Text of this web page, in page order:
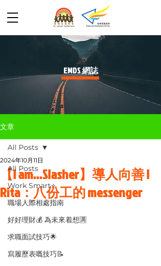
​EMDS 網誌
文章
All Posts
Work Smart⭐️
職場人際相處指南
好好理財💰 為未來着想🈵
求職面試技巧🌟
寫履歷表嘅技巧📝
All Posts
【I am...Slasher】導人向善 |
Rita：八份工的 messenger
2024年10月11日